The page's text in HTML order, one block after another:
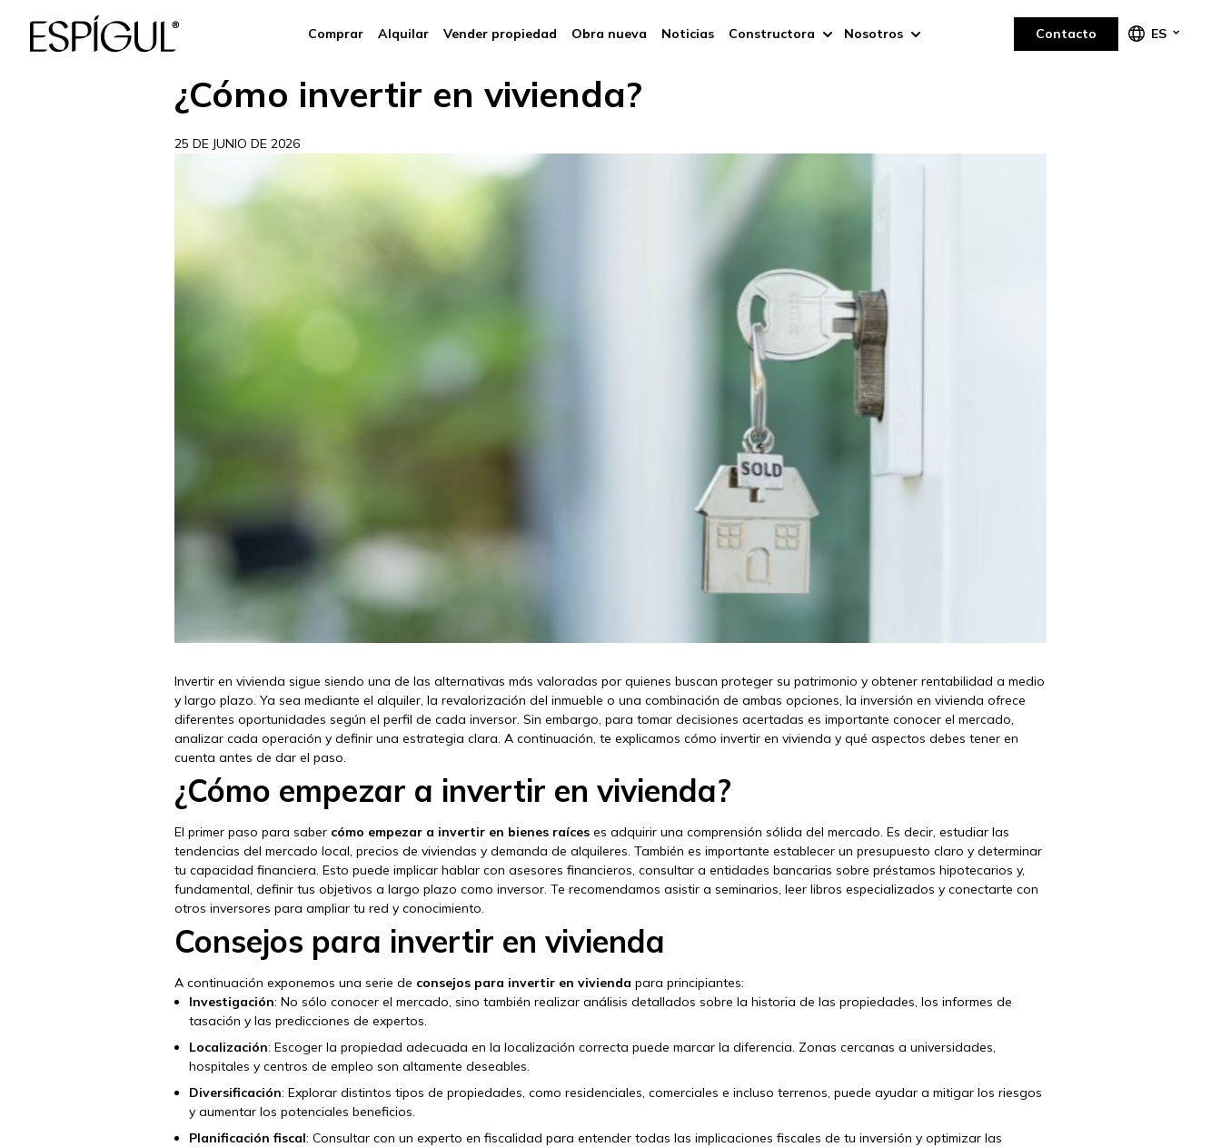
Comprar Alquilar Vender propiedad Obra nueva Noticias Constructora Nosotros Contacto ES
¿Cómo invertir en vivienda?
25 DE JUNIO DE 2026
Invertir en vivienda sigue siendo una de las alternativas más valoradas por quienes buscan proteger su patrimonio y obtener rentabilidad a medio
y largo plazo. Ya sea mediante el alquiler, la revalorización del inmueble o una combinación de ambas opciones, la inversión en vivienda ofrece
diferentes oportunidades según el perfil de cada inversor. Sin embargo, para tomar decisiones acertadas es importante conocer el mercado,
analizar cada operación y definir una estrategia clara. A continuación, te explicamos cómo invertir en vivienda y qué aspectos debes tener en
cuenta antes de dar el paso.
¿Cómo empezar a invertir en vivienda?
El primer paso para saber cómo empezar a invertir en bienes raíces es adquirir una comprensión sólida del mercado. Es decir, estudiar las
tendencias del mercado local, precios de viviendas y demanda de alquileres. También es importante establecer un presupuesto claro y determinar
tu capacidad financiera. Esto puede implicar hablar con asesores financieros, consultar a entidades bancarias sobre préstamos hipotecarios y,
fundamental, definir tus objetivos a largo plazo como inversor. Te recomendamos asistir a seminarios, leer libros especializados y conectarte con
otros inversores para ampliar tu red y conocimiento.
Consejos para invertir en vivienda
A continuación exponemos una serie de consejos para invertir en vivienda para principiantes:
Investigación: No sólo conocer el mercado, sino también realizar análisis detallados sobre la historia de las propiedades, los informes de
tasación y las predicciones de expertos.
Localización: Escoger la propiedad adecuada en la localización correcta puede marcar la diferencia. Zonas cercanas a universidades,
hospitales y centros de empleo son altamente deseables.
Diversificación: Explorar distintos tipos de propiedades, como residenciales, comerciales e incluso terrenos, puede ayudar a mitigar los riesgos
y aumentar los potenciales beneficios.
Planificación fiscal: Consultar con un experto en fiscalidad para entender todas las implicaciones fiscales de tu inversión y optimizar las